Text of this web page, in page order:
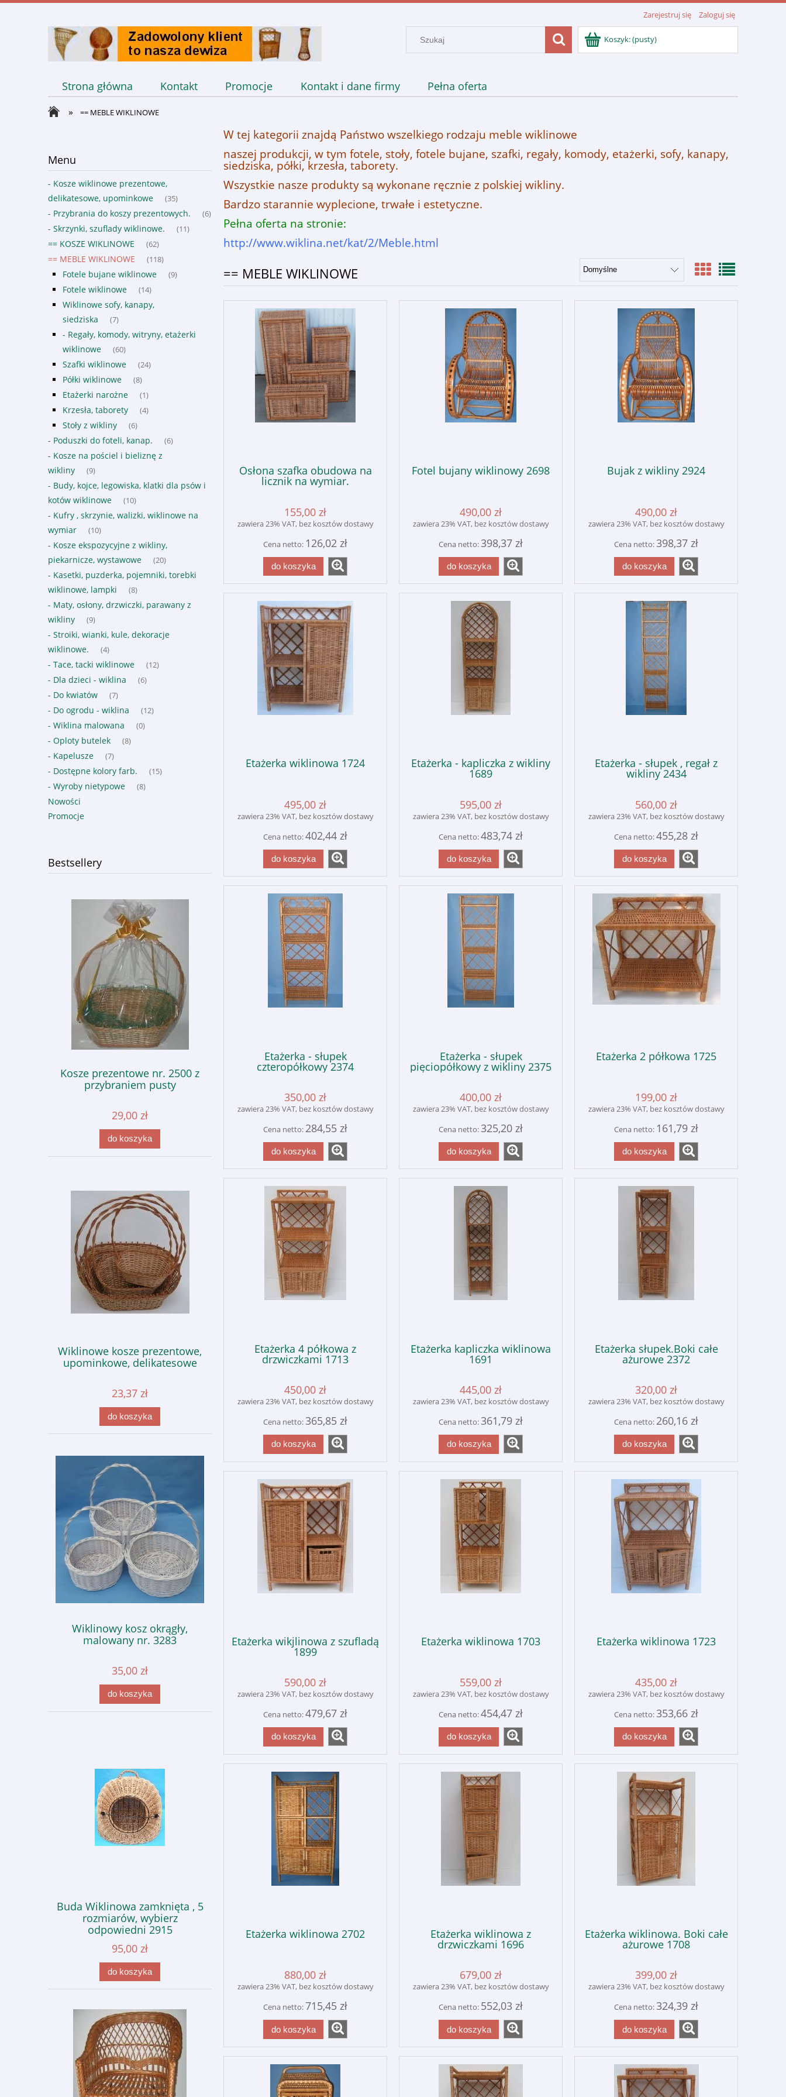
Zarejestruj się Zaloguj się
Koszyk:(pusty)
Strona główna Kontakt Promocje Kontakt i dane firmy Pełna oferta
» == MEBLE WIKLINOWE
Menu
- Kosze wiklinowe prezentowe,
delikatesowe, upominkowe
(35)
- Przybrania do koszy prezentowych. (6)
- Skrzynki, szuflady wiklinowe. (11)
== KOSZE WIKLINOWE (62)
== MEBLE WIKLINOWE (118)
Fotele bujane wiklinowe (9)
Fotele wiklinowe (14)
Wiklinowe sofy, kanapy,
siedziska
(7)
- Regały, komody, witryny, etażerki
wiklinowe
(60)
Szafki wiklinowe (24)
Półki wiklinowe (8)
Etażerki narożne (1)
Krzesła, taborety (4)
Stoły z wikliny (6)
- Poduszki do foteli, kanap. (6)
- Kosze na pościel i bieliznę z
wikliny
(9)
- Budy, kojce, legowiska, klatki dla psów i
kotów wiklinowe
(10)
- Kufry , skrzynie, walizki, wiklinowe na
wymiar
(10)
- Kosze ekspozycyjne z wikliny,
piekarnicze, wystawowe
(20)
- Kasetki, puzderka, pojemniki, torebki
wiklinowe, lampki
(8)
- Maty, osłony, drzwiczki, parawany z
wikliny
(9)
- Stroiki, wianki, kule, dekoracje
wiklinowe.
(4)
- Tace, tacki wiklinowe (12)
- Dla dzieci - wiklina (6)
- Do kwiatów (7)
- Do ogrodu - wiklina (12)
- Wiklina malowana (0)
- Oploty butelek (8)
- Kapelusze (7)
- Dostępne kolory farb. (15)
- Wyroby nietypowe (8)
Nowości
Promocje
Bestsellery
Kosze prezentowe nr. 2500 z
przybraniem pusty
29,00 zł
do koszyka
Wiklinowe kosze prezentowe,
upominkowe, delikatesowe
23,37 zł
do koszyka
Wiklinowy kosz okrągły,
malowany nr. 3283
35,00 zł
do koszyka
Buda Wiklinowa zamknięta , 5
rozmiarów, wybierz
odpowiedni 2915
95,00 zł
do koszyka
W tej kategorii znajdą Państwo wszelkiego rodzaju meble wiklinowe
naszej produkcji, w tym fotele, stoły, fotele bujane, szafki, regały, komody, etażerki, sofy, kanapy,
siedziska, półki, krzesła, taborety.
Wszystkie nasze produkty są wykonane ręcznie z polskiej wikliny.
Bardzo starannie wyplecione, trwałe i estetyczne.
Pełna oferta na stronie:
http://www.wiklina.net/kat/2/Meble.html
== MEBLE WIKLINOWE
Osłona szafka obudowa na
licznik na wymiar.
155,00 zł
zawiera 23% VAT, bez kosztów dostawy
Cena netto: 126,02 zł
do koszyka
Fotel bujany wiklinowy 2698
490,00 zł
zawiera 23% VAT, bez kosztów dostawy
Cena netto:398,37 zł
do koszyka
Bujak z wikliny 2924
490,00 zł
zawiera 23% VAT, bez kosztów dostawy
Cena netto:398,37 zł
do koszyka
Etażerka wiklinowa 1724
495,00 zł
zawiera 23% VAT, bez kosztów dostawy
Cena netto:402,44 zł
do koszyka
Etażerka - kapliczka z wikliny
1689
595,00 zł
zawiera 23% VAT, bez kosztów dostawy
Cena netto:483,74 zł
do koszyka
Etażerka - słupek , regał z
wikliny 2434
560,00 zł
zawiera 23% VAT, bez kosztów dostawy
Cena netto:455,28 zł
do koszyka
Etażerka - słupek
czteropółkowy 2374
350,00 zł
zawiera 23% VAT, bez kosztów dostawy
Cena netto: 284,55 zł
do koszyka
Etażerka - słupek
pięciopółkowy z wikliny 2375
400,00 zł
zawiera 23% VAT, bez kosztów dostawy
Cena netto:325,20 zł
do koszyka
Etażerka 2 półkowa 1725
199,00 zł
zawiera 23% VAT, bez kosztów dostawy
Cena netto: 161,79 zł
do koszyka
Etażerka 4 półkowa z
drzwiczkami 1713
450,00 zł
zawiera 23% VAT, bez kosztów dostawy
Cena netto:365,85 zł
do koszyka
Etażerka kapliczka wiklinowa
1691
445,00 zł
zawiera 23% VAT, bez kosztów dostawy
Cena netto:361,79 zł
do koszyka
Etażerka słupek.Boki całe
ażurowe 2372
320,00 zł
zawiera 23% VAT, bez kosztów dostawy
Cena netto: 260,16 zł
do koszyka
Etażerka wikjlinowa z szufladą
1899
590,00 zł
zawiera 23% VAT, bez kosztów dostawy
Cena netto:479,67 zł
do koszyka
Etażerka wiklinowa 1703
559,00 zł
zawiera 23% VAT, bez kosztów dostawy
Cena netto:454,47 zł
do koszyka
Etażerka wiklinowa 1723
435,00 zł
zawiera 23% VAT, bez kosztów dostawy
Cena netto:353,66 zł
do koszyka
Etażerka wiklinowa 2702
880,00 zł
zawiera 23% VAT, bez kosztów dostawy
Cena netto:715,45 zł
do koszyka
Etażerka wiklinowa z
drzwiczkami 1696
679,00 zł
zawiera 23% VAT, bez kosztów dostawy
Cena netto: 552,03 zł
do koszyka
Etażerka wiklinowa. Boki całe
ażurowe 1708
399,00 zł
zawiera 23% VAT, bez kosztów dostawy
Cena netto:324,39 zł
do koszyka